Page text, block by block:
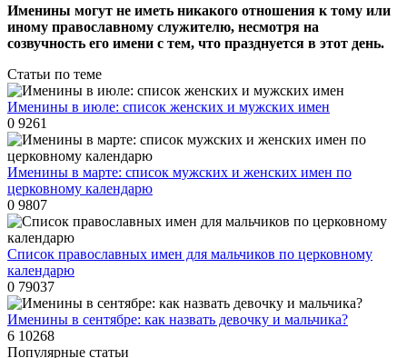
Именины могут не иметь никакого отношения к тому или
иному православному служителю, несмотря на
созвучность его имени с тем, что празднуется в этот день.
Статьи по теме
Именины в июле: список женских и мужских имен
0 9261
Именины в марте: список мужских и женских имен по
церковному календарю
0 9807
Список православных имен для мальчиков по церковному
календарю
0 79037
Именины в сентябре: как назвать девочку и мальчика?
6 10268
Популярные статьи